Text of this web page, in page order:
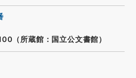
（所蔵館：国立公文書館）